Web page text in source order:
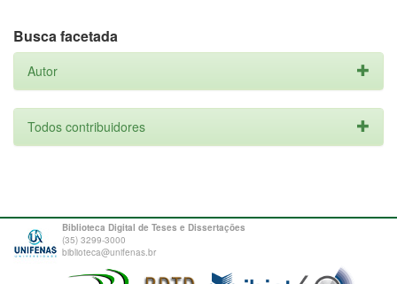
Busca facetada
Autor
Todos contribuidores
Biblioteca Digital de Teses e Dissertações
(35) 3299-3000
biblioteca@unifenas.br